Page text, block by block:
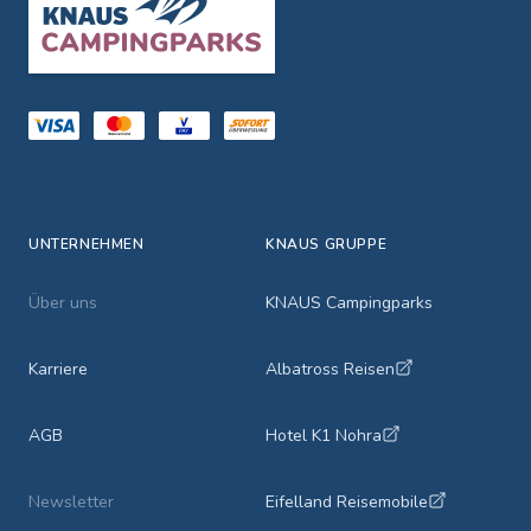
UNTERNEHMEN
Über uns
Karriere
AGB
Newsletter
KNAUS GRUPPE
KNAUS Campingparks
Albatross Reisen
Hotel K1 Nohra
Eifelland Reisemobile